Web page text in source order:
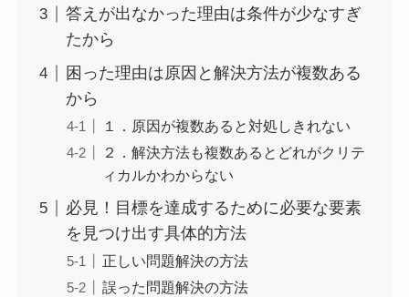
答えが出なかった理由は条件が少なすぎ
たから
困った理由は原因と解決方法が複数ある
から
１．原因が複数あると対処しきれない
２．解決方法も複数あるとどれがクリテ
ィカルかわからない
必見！目標を達成するために必要な要素
を見つけ出す具体的方法
正しい問題解決の方法
誤った問題解決の方法